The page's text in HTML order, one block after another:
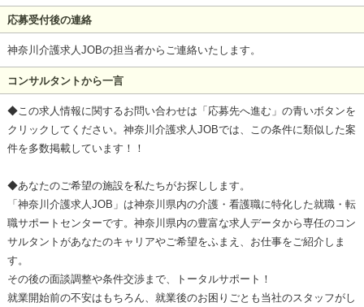
応募受付後の連絡
神奈川介護求人JOBの担当者からご連絡いたします。
コンサルタントから一言
◆この求人情報に関するお問い合わせは「応募先へ進む」の青いボタンを
クリックしてください。神奈川介護求人JOBでは、この条件に類似した案
件を多数掲載しています！！
◆あなたのご希望の施設を私たちがお探しします。
「神奈川介護求人JOB」は神奈川県内の介護・看護職に特化した就職・転
職サポートセンターです。神奈川県内の豊富な求人データから専任のコン
サルタントがあなたのキャリアやご希望をふまえ、お仕事をご紹介しま
す。
その後の面談調整や条件交渉まで、トータルサポート！
就業開始前の不安はもちろん、就業後のお困りごとも当社のスタッフがし